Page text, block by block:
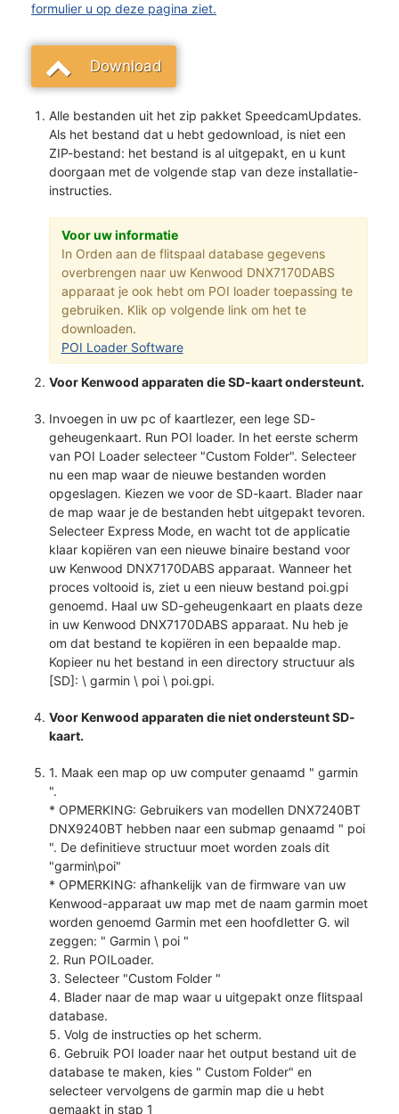
formulier u op deze pagina ziet.
Download
Alle bestanden uit het zip pakket SpeedcamUpdates.
Als het bestand dat u hebt gedownload, is niet een
ZIP-bestand: het bestand is al uitgepakt, en u kunt
doorgaan met de volgende stap van deze installatie-
instructies.
Voor uw informatie
In Orden aan de flitspaal database gegevens
overbrengen naar uw Kenwood DNX7170DABS
apparaat je ook hebt om POI loader toepassing te
gebruiken. Klik op volgende link om het te
downloaden.
POI Loader Software
Voor Kenwood apparaten die SD-kaart ondersteunt.
Invoegen in uw pc of kaartlezer, een lege SD-
geheugenkaart. Run POI loader. In het eerste scherm
van POI Loader selecteer "Custom Folder". Selecteer
nu een map waar de nieuwe bestanden worden
opgeslagen. Kiezen we voor de SD-kaart. Blader naar
de map waar je de bestanden hebt uitgepakt tevoren.
Selecteer Express Mode, en wacht tot de applicatie
klaar kopiëren van een nieuwe binaire bestand voor
uw Kenwood DNX7170DABS apparaat. Wanneer het
proces voltooid is, ziet u een nieuw bestand poi.gpi
genoemd. Haal uw SD-geheugenkaart en plaats deze
in uw Kenwood DNX7170DABS apparaat. Nu heb je
om dat bestand te kopiëren in een bepaalde map.
Kopieer nu het bestand in een directory structuur als
[SD]: \ garmin \ poi \ poi.gpi.
Voor Kenwood apparaten die niet ondersteunt SD-
kaart.
1. Maak een map op uw computer genaamd " garmin
".
* OPMERKING: Gebruikers van modellen DNX7240BT
DNX9240BT hebben naar een submap genaamd " poi
". De definitieve structuur moet worden zoals dit
"garmin\poi"
* OPMERKING: afhankelijk van de firmware van uw
Kenwood-apparaat uw map met de naam garmin moet
worden genoemd Garmin met een hoofdletter G. wil
zeggen: " Garmin \ poi "
2. Run POILoader.
3. Selecteer "Custom Folder "
4. Blader naar de map waar u uitgepakt onze flitspaal
database.
5. Volg de instructies op het scherm.
6. Gebruik POI loader naar het output bestand uit de
database te maken, kies " Custom Folder" en
selecteer vervolgens de garmin map die u hebt
gemaakt in stap 1